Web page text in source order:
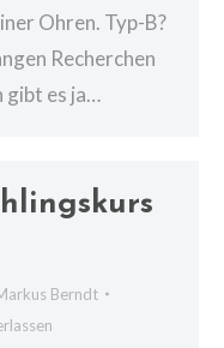
Ohren. Typ-B?
Recherchen
gibt es ja…
Berndt